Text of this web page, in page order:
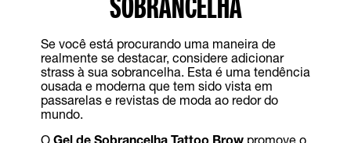
Se você está procurando uma maneira de
realmente se destacar, considere adicionar
strass à sua sobrancelha. Esta é uma tendência
ousada e moderna que tem sido vista em
passarelas e revistas de moda ao redor do
mundo.
O Gel de Sobrancelha Tattoo Browpromove o